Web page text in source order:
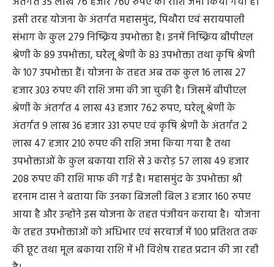
इसी तरह योजना के अंतर्गत महासमुंद, पिथौरा एवं सरायपाली
संभाग के कुल 279 निष्क्रिय उपभोक्ता है। इनमें निष्क्रिय बीपीएल
श्रेणी के 89 उपभोक्ता, घरेलू श्रेणी के 83 उपभोक्ता तथा कृषि श्रेणी
के 107 उपभोक्ता हैं। योजना के तहत अब तक कुल 16 लाख 27
हजार 303 रुपए की राशि जमा की जा चुकी है। जिसमें बीपीएल
श्रेणी के अंतर्गत 4 लाख 43 हजार 762 रुपए, घरेलू श्रेणी के
अंतर्गत 9 लाख 36 हजार 331 रुपए एवं कृषि श्रेणी के अंतर्गत 2
लाख 47 हजार 210 रुपए की राशि जमा किया गया है तथा
उपभोक्ताओं के कुल बकाया राशि से 3 करोड़ 57 लाख 49 हजार
208 रुपए की राशि माफ की गई है। महासमुंद के उपभोक्ता श्री
हरनाम दास ने बताया कि उनका बिजली बिल 3 हजार 160 रुपए
आया है और उन्होंने इस योजना के तहत पंजीयन कराया है। योजना
के तहत उपभोक्ताओं को अधिभार एवं सरचार्ज में 100 प्रतिशत तक
की छूट तथा मूल बकाया राशि में भी विशेष राहत प्रदान की जा रही